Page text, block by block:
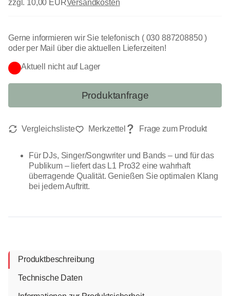
Für DJs, Singer/Songwriter und Bands – und für das
Publikum – liefert das L1 Pro32 eine wahrhaft
überragende Qualität. Genießen Sie optimalen Klang
bei jedem Auftritt.
zzgl. 10,00 EURVersandkosten
Aktuell nicht auf Lager
Gerne informieren wir Sie telefonisch ( 030 887208850 )
oder per Mail über die aktuellen Lieferzeiten!
Produktanfrage
Produktbeschreibung
Technische Daten